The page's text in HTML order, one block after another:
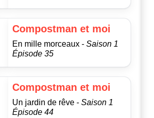
Compostman et moi
En mille morceaux - Saison 1
Épisode 35
Compostman et moi
Un jardin de rêve - Saison 1
Épisode 44